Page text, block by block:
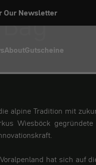
Our Newsletter
AboutGutscheine
alpine Tradition mit
Wiesböck gegründete
hat sich auf